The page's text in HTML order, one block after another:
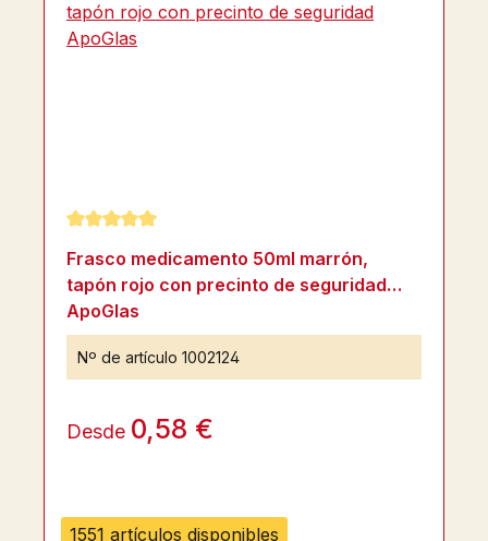
1551 artículos disponibles
Calificación promedio de 5 de 5 estrellas
Frasco medicamento 50ml marrón,
tapón rojo con precinto de seguridad
ApoGlas
Nº de artículo 1002124
Desde 0,58 €